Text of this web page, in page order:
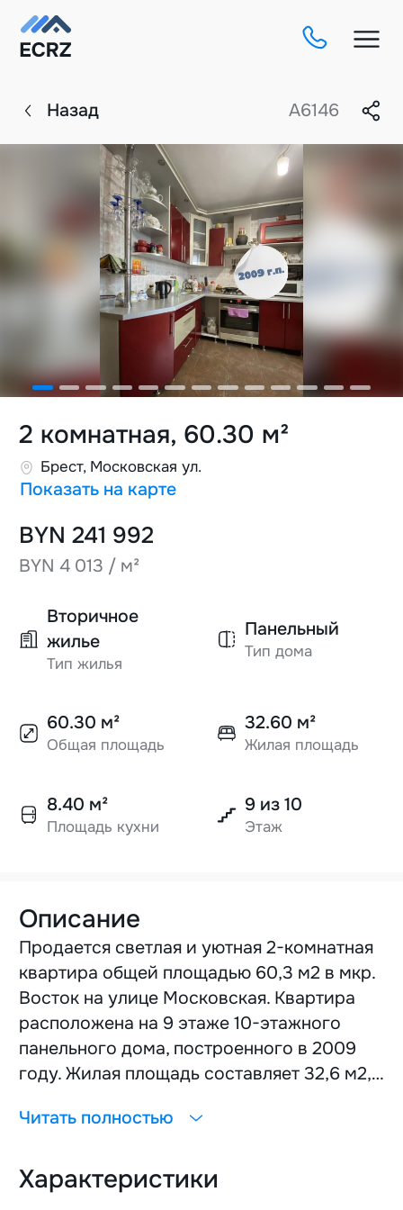
Назад A6146
2 комнатная, 60.30 м²
Брест, Московская ул.
Показать на карте
BYN 241 992
BYN 4 013 / м²
Вторичное
жилье
Тип жилья
Панельный
Тип дома
60.30 м²
Общая площадь
32.60 м²
Жилая площадь
8.40 м²
Площадь кухни
9 из 10
Этаж
Описание
Продается светлая и уютная 2-комнатная
квартира общей площадью 60,3 м2 в мкр.
Восток на улице Московская. Квартира
расположена на 9 этаже 10-этажного
панельного дома, построенного в 2009
году. Жилая площадь составляет 32,6 м2,
выполнен с качественным ремонтом,
застеклена. Санузел раздельный, отделан
керамической плиткой. В качестве
Читать полностью
Характеристики